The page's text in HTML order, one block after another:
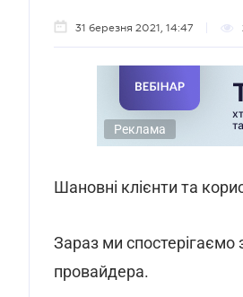
31 березня 2021, 14:47
Реклама
Шановні клієнти та
Зараз ми спостерігаємо
провайдера.